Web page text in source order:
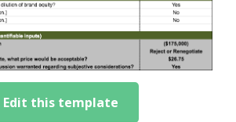
Edit this template